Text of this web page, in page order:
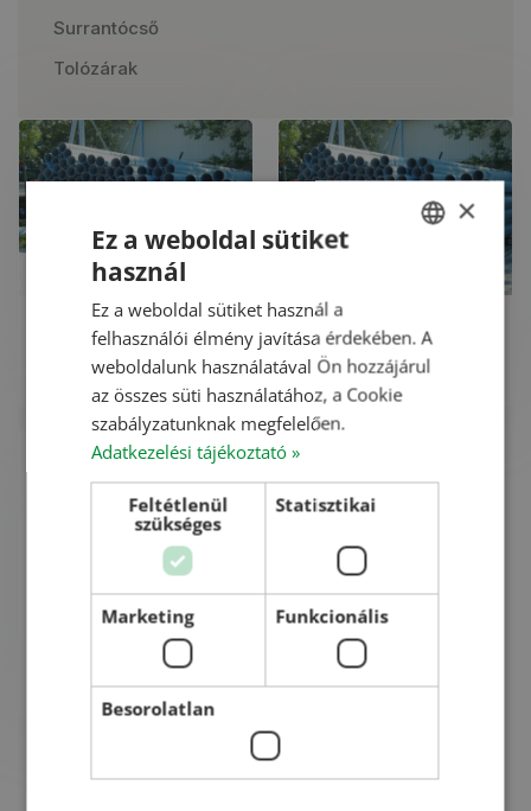
Surrantócső
Tolózárak
Cső, ⌀200, 6 m
hosszú
Cső, ⌀250, 6 m
hosszú
Csőbilincs ø200 mm
ROMANIAN
CROATIAN
×
Ez a weboldal sütiket
használ
Ez a weboldal sütiket használ a
felhasználói élmény javítása érdekében. A
weboldalunk használatával Ön hozzájárul
az összes süti használatához, a Cookie
szabályzatunknak megfelelően.
Adatkezelési tájékoztató »
Feltétlenül
szükséges
Statisztikai
Marketing Funkcionális
Besorolatlan